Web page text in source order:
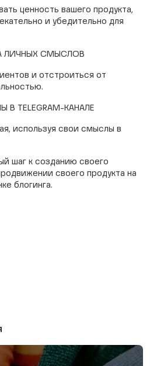
ценность вашего продукта,
и убедительно для
ЛИЧНЫХ СМЫСЛОВ
и отстроиться от
TELEGRAM-КАНАЛЕ
используя свои смыслы в
шаг к созданию своего
своего продукта на
блогинга.